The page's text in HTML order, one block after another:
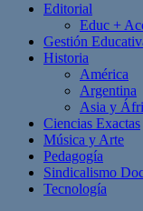
Editorial
Educ +
Gestión
Historia
América
Argentina
Asia y
Ciencias Exactas
Música y Arte
Pedagogía
Sindicalismo
Tecnología